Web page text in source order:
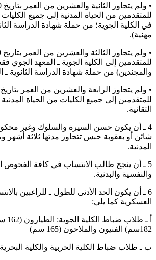
للمتقدمين من الحياة المدنية إلى جميع
في الكلية الجوية؛ من حملة شهادة الدراسة
مهنية).
للمتقدمين إلى الكلية الجوية ـ المعهد الجوي
والمجندين) من حملة شهادة الدراسة الثانوية ـ
للمتقدمين إلى جميع الكليات من الحياة
التقانية.
4 ـ أن يكون حسن السيرة والسلوك وغير
شائن أو بعقوبة حبس تتجاوز مدتها ثلاثة أشهر
المدنية.
5 ـ أن ينجح طالب الانتساب في كافة الفحوص
والنفسية والبدنية.
6 ـ أن يكون الحد الأدنى للطول ـ للراغبين
العسكرية كما يلي:
أ ـ
182سم) الفنيون والملاحون (165 سم)
ب ـ طلاب ضباط الكلية الحربية والكلية البحرية: (165